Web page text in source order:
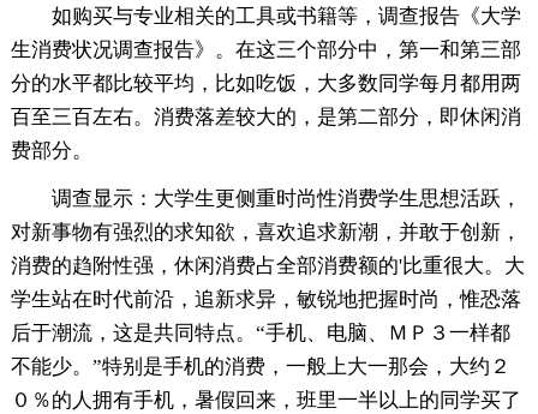
如购买与专业相关的工具或书籍等，调查报告《大学
生消费状况调查报告》。在这三个部分中，第一和第三部
分的水平都比较平均，比如吃饭，大多数同学每月都用两
百至三百左右。消费落差较大的，是第二部分，即休闲消
费部分。
调查显示：大学生更侧重时尚性消费学生思想活跃，
对新事物有强烈的求知欲，喜欢追求新潮，并敢于创新，
消费的趋附性强，休闲消费占全部消费额的'比重很大。大
学生站在时代前沿，追新求异，敏锐地把握时尚，惟恐落
后于潮流，这是共同特点。“手机、电脑、ＭＰ３一样都
不能少。”特别是手机的消费，一般上大一那会，大约２
０％的人拥有手机，暑假回来，班里一半以上的同学买了